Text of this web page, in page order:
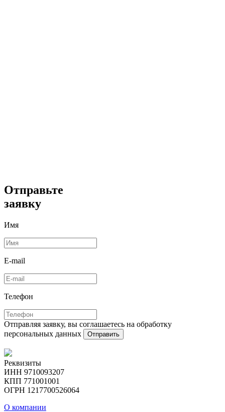
Отправьте
заявку
Имя
E-mail
Телефон
Отправляя заявку, вы соглашаетесь на обработку
персональных данных
Отправить
Реквизиты
ИНН 9710093207
КПП 771001001
ОГРН 1217700526064
О компании